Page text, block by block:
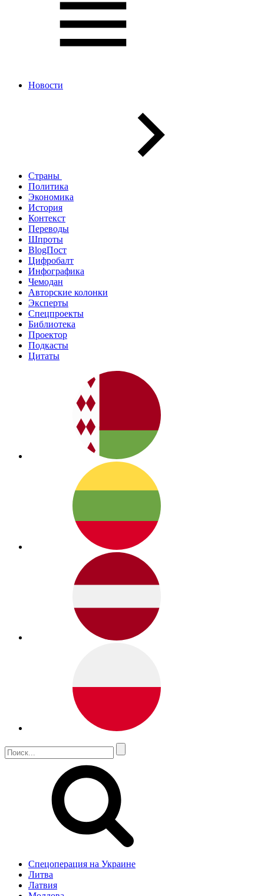
Новости
Страны
Политика
Экономика
История
Контекст
Переводы
Шпроты
BlogПост
Цифробалт
Инфографика
Чемодан
Авторские колонки
Эксперты
Спецпроекты
Библиотека
Проектор
Подкасты
Цитаты
Спецоперация на Украине
Литва
Латвия